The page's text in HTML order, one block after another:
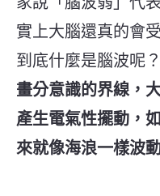
實上大腦還真的會
到底什麼是腦波呢
畫分意識的界線，
產生電氣性擺動，
來就像海浪一樣波